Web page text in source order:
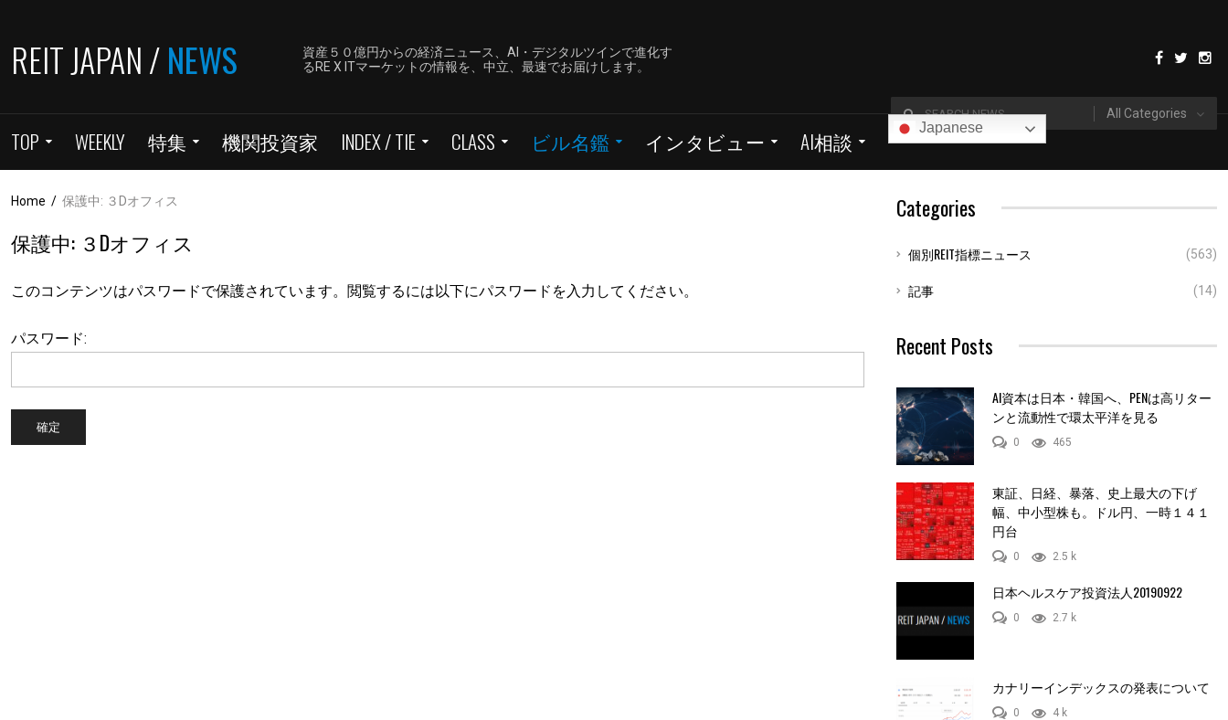
REIT JAPAN /NEWS
資産５０億円からの経済ニュース、AI・デジタルツインで進化す
るRE X ITマーケットの情報を、中立、最速でお届けします。
All Categories
TOP WEEKLY 特集 機関投資家 INDEX / TIE CLASS ビル名鑑 インタビュー AI相談 Japanese
Home / 保護中: ３Dオフィス
保護中: ３Dオフィス
このコンテンツはパスワードで保護されています。閲覧するには以下にパスワードを入力してください。
パスワード:
Categories
個別REIT指標ニュース (563)
記事 (14)
Recent Posts
AI資本は日本・韓国へ、PENは高リター
ンと流動性で環太平洋を見る
0 465
東証、日経、暴落、史上最大の下げ
幅、中小型株も。ドル円、一時１４１
円台
0 2.5 k
日本ヘルスケア投資法人20190922
0 2.7 k
カナリーインデックスの発表について
0 4 k